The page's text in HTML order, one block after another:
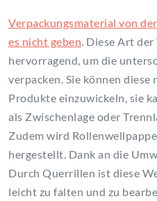
Verpackungsmaterial von
es nicht geben. Diese Art
hervorragend, um die
verpacken. Sie können diese
Produkte einzuwickeln, sie
als Zwischenlage oder
Zudem wird
hergestellt. Dank an die
Durch Querrillen ist diese
leicht zu falten und zu